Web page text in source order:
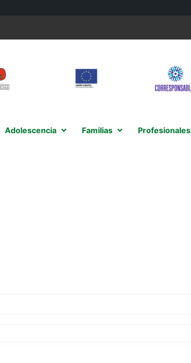
Adolescencia Familias Profesionales